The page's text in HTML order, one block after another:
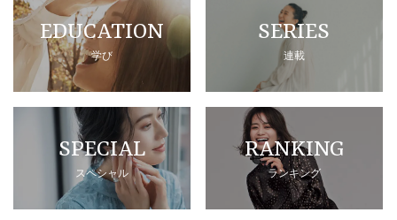
EDUCATION
学び
SERIES
連載
SPECIAL
スペシャル
RANKING
ランキング